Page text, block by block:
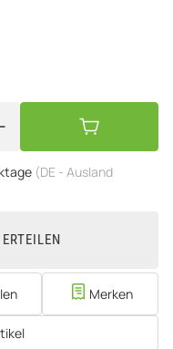
(DE - Ausland
Merken